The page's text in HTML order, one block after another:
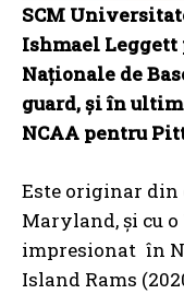
SCM
Ishmael
Naționale de
guard, și în
NCAA pentru
Este originar
Maryland, și cu o
impresionat în
Island Rams